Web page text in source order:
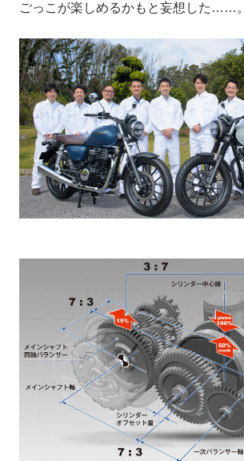
ごっこが楽しめるかもと妄想した……。